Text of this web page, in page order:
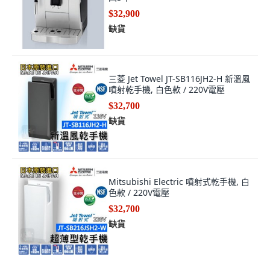
$32,900
缺貨
三菱 Jet Towel JT-SB116JH2-H 新溫風
噴射乾手機, 白色款 / 220V電壓
$32,700
缺貨
Mitsubishi Electric 噴射式乾手機, 白
色款 / 220V電壓
$32,700
缺貨